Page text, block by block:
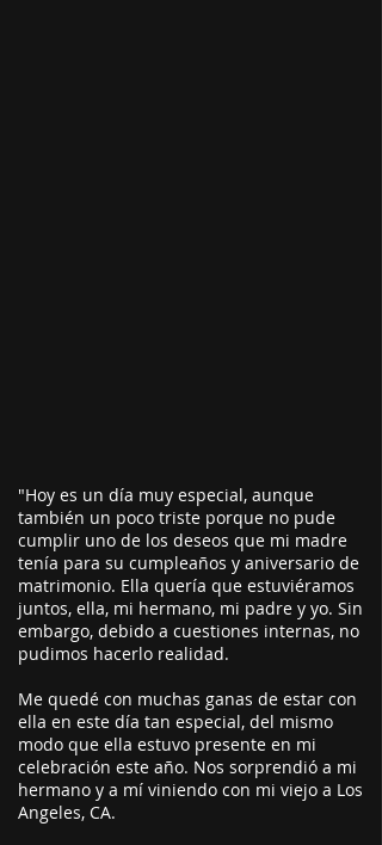
"Hoy es un día muy especial, aunque
también un poco triste porque no pude
cumplir uno de los deseos que mi madre
tenía para su cumpleaños y aniversario de
matrimonio. Ella quería que estuviéramos
juntos, ella, mi hermano, mi padre y yo. Sin
embargo, debido a cuestiones internas, no
pudimos hacerlo realidad.
Me quedé con muchas ganas de estar con
ella en este día tan especial, del mismo
modo que ella estuvo presente en mi
celebración este año. Nos sorprendió a mi
hermano y a mí viniendo con mi viejo a Los
Angeles, CA.